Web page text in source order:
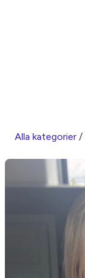
Alla kategorier /